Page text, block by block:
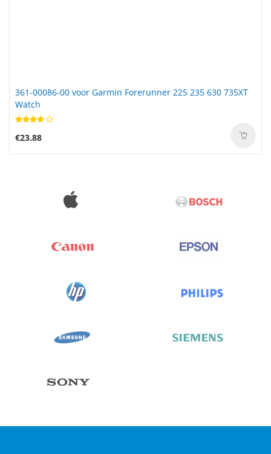
361-00086-00 voor Garmin Forerunner 225 235 630 735XT
Watch
€23.88